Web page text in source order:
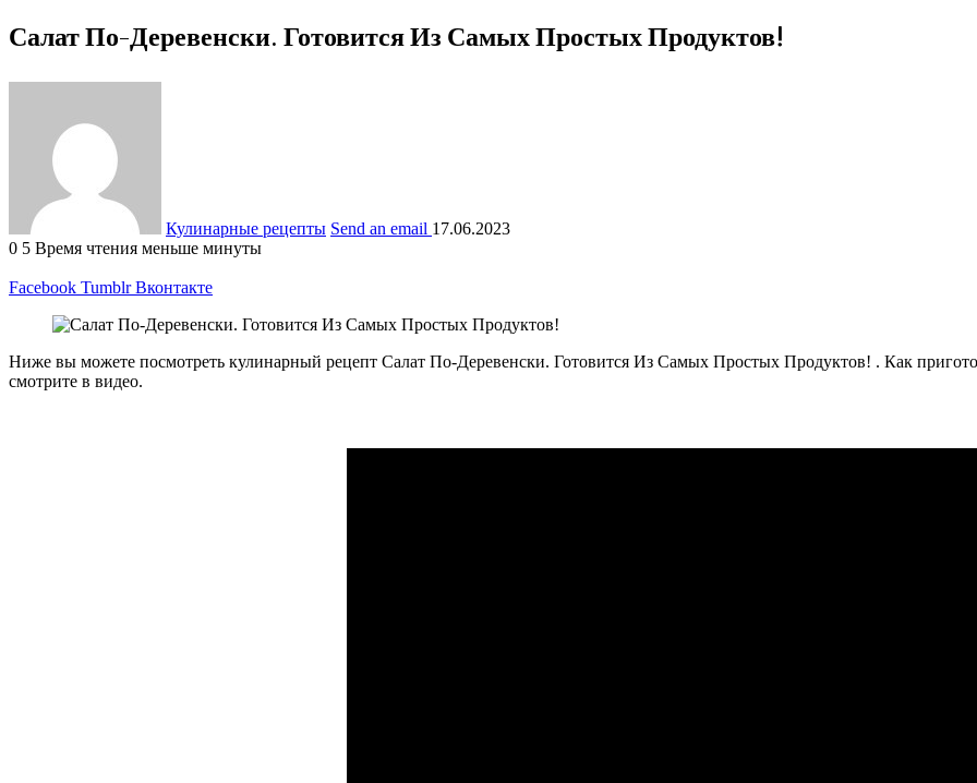
Салат По-Деревенски. Готовится Из Самых Простых Продуктов!
Кулинарные рецепты Send an email 17.06.2023
0 5 Время чтения меньше минуты
Facebook Tumblr Вконтакте
Ниже вы можете посмотреть кулинарный рецепт Салат По-Деревенски. Готовится Из Самых Простых Продуктов! . Как
смотрите в видео.